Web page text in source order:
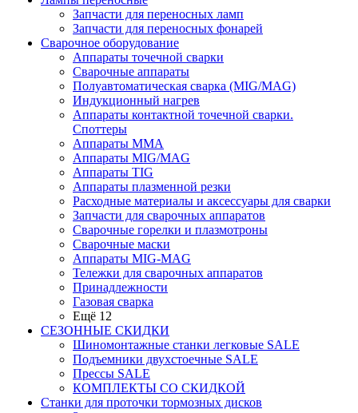
Запчасти для переносных ламп
Запчасти для переносных фонарей
Сварочное оборудование
Аппараты точечной сварки
Сварочные аппараты
Полуавтоматическая сварка (MIG/MAG)
Индукционный нагрев
Аппараты контактной точечной сварки.
Споттеры
Аппараты MMA
Аппараты MIG/MAG
Аппараты TIG
Аппараты плазменной резки
Расходные материалы и аксессуары для сварки
Запчасти для сварочных аппаратов
Сварочные горелки и плазмотроны
Сварочные маски
Аппараты MIG-MAG
Тележки для сварочных аппаратов
Принадлежности
Газовая сварка
Ещё 12
СЕЗОННЫЕ СКИДКИ
Шиномонтажные станки легковые SALE
Подъемники двухстоечные SALE
Прессы SALE
КОМПЛЕКТЫ СО СКИДКОЙ
Станки для проточки тормозных дисков